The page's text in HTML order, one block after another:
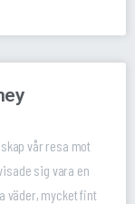
vår resa mot
sig vara en
väder, mycket fint